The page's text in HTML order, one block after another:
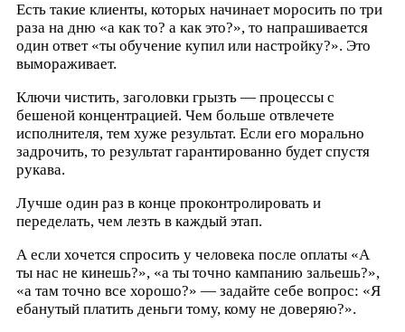
Есть такие клиенты, которых начинает моросить по три
раза на дню «а как то? а как это?», то напрашивается
один ответ «ты обучение купил или настройку?». Это
вымораживает.
Ключи чистить, заголовки грызть — процессы с
бешеной концентрацией. Чем больше отвлечете
исполнителя, тем хуже результат. Если его морально
задрочить, то результат гарантированно будет спустя
рукава.
Лучше один раз в конце проконтролировать и
переделать, чем лезть в каждый этап.
А если хочется спросить у человека после оплаты «А
ты нас не кинешь?», «а ты точно кампанию зальешь?»,
«а там точно все хорошо?» — задайте себе вопрос: «Я
ебанутый платить деньги тому, кому не доверяю?».